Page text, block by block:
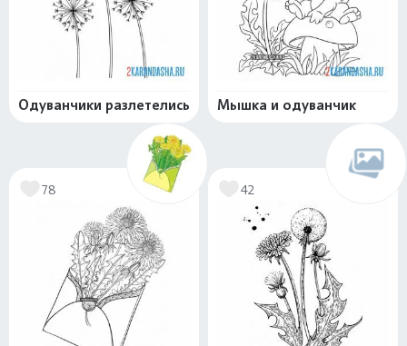
Одуванчики разлетелись Мышка и одуванчик
78 42